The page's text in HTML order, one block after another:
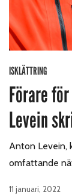
ISKLÄTTRING
Förare
Levein
Anton Levein,
omfattande
11 januari, 2022